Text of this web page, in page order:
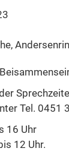
Tel. 0451
16 Uhr
12 Uhr.